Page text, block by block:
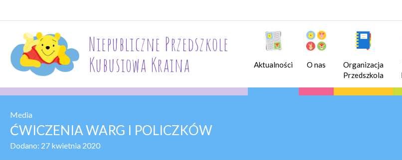
Niepubliczne Przedszkole
Kubusiowa Kraina
Aktualności O nas
Organizacja
Przedszkola
Media
ĆWICZENIA WARG I POLICZKÓW
Dodano: 27 kwietnia 2020